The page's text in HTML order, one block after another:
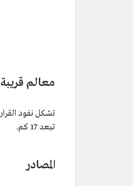
معالم قريبة
تبعد 17 كم.
المصادر